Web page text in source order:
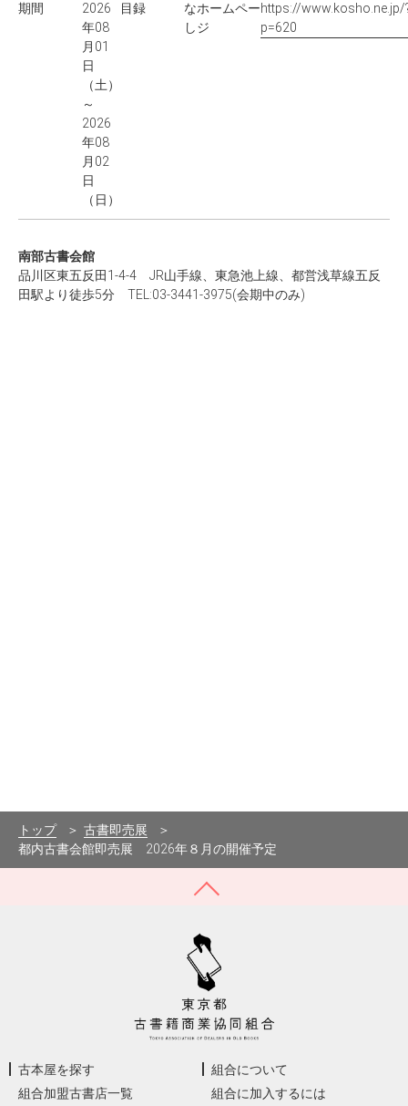
期間
2026
年08
月01
日
（土）
～
2026
年08
月02
日
（日）
目録
な
し
ホームペー
ジ
https://www.kosho.ne.jp/
p=620
南部古書会館
品川区東五反田1-4-4 JR山手線、東急池上線、都営浅草線五反
田駅より徒歩5分 TEL:03-3441-3975(会期中のみ)
トップ
古書即売展
都内古書会館即売展 2026年８月の開催予定
古本屋を探す
組合加盟古書店一覧
組合について
組合に加入するには